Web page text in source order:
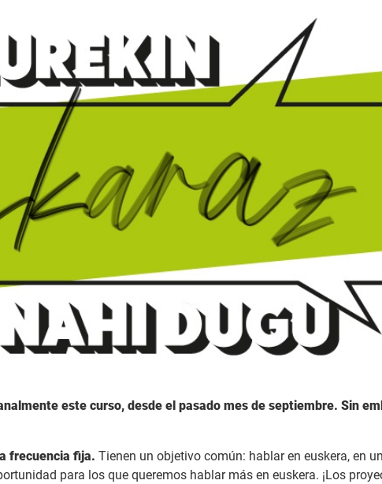
este curso, desde el pasado mes de septiembre. Sin
frecuencia fija. Tienen un objetivo común: hablar en euskera, en
para los que queremos hablar más en euskera. ¡Los